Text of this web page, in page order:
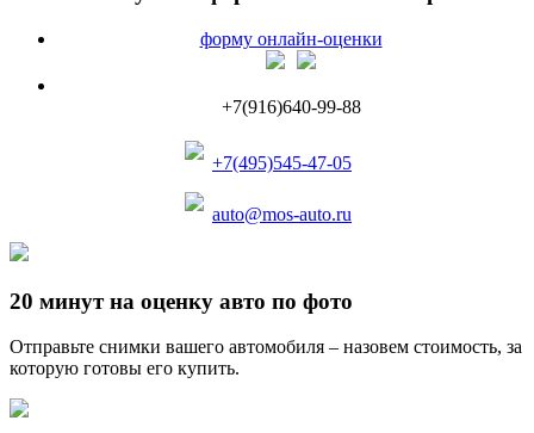
форму онлайн-оценки
+7(916)640-99-88
+7(495)545-47-05
auto@mos-auto.ru
20 минут на оценку авто по фото
Отправьте снимки вашего автомобиля – назовем стоимость, за
которую готовы его купить.